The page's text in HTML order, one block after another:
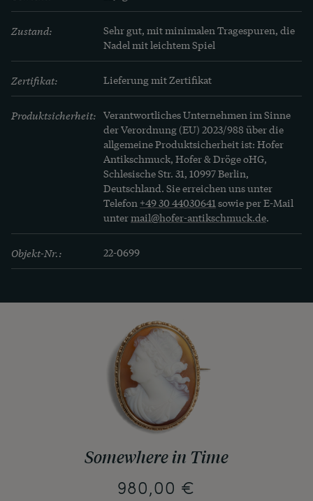
geschmückt ist. Sie ist sehr gut erhalten.
Zustand:
Sehr gut, mit minimalen Tragespuren, die
Nadel mit leichtem Spiel
Zertifikat: Lieferung mit Zertifikat
Produktsicherheit: Verantwortliches Unternehmen im Sinne
der Verordnung (EU) 2023/988 über die
allgemeine Produktsicherheit ist: Hofer
Antikschmuck, Hofer & Dröge oHG,
Schlesische Str. 31, 10997 Berlin,
Deutschland. Sie erreichen uns unter
Telefon +49 30 44030641 sowie per E-Mail
untermail@hofer-antikschmuck.de.
Objekt-Nr.: 22-0699
Somewhere in Time
980,00 €